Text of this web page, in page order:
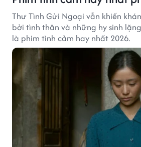
Thư Tình Gửi Ngoại vẫn khiến
bởi tình thân và những hy sinh
là phim tình cảm hay nhất 2026.